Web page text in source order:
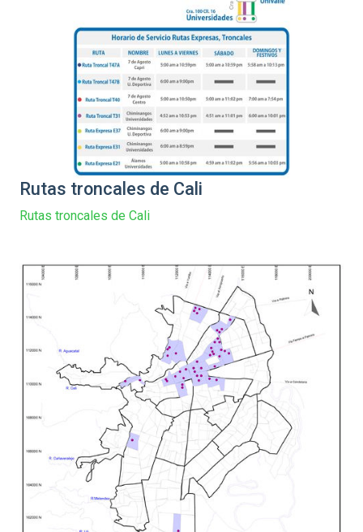
Rutas troncales de Cali
Rutas troncales de Cali